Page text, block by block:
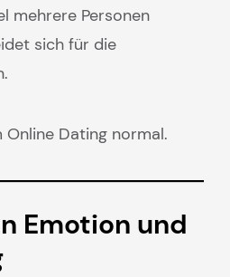
mehrere Personen
sich für die
Online Dating normal.
Emotion und